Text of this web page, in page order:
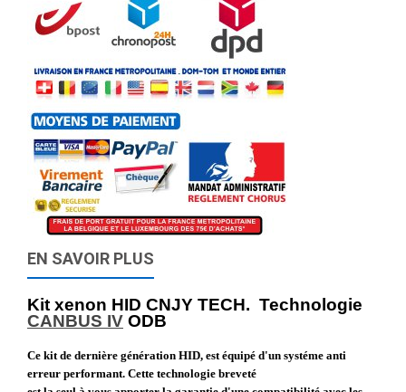
EN SAVOIR PLUS
Kit xenon HID CNJY TECH. Technologie
CANBUS IV ODB
Ce kit de dernière génération HID, est équipé d'un systéme anti
erreur performant. Cette technologie breveté